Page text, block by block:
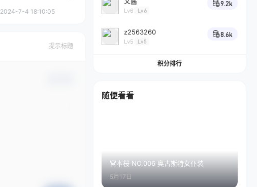
2024-7-4 18:10:05
提示标题
Lv6 Lv6
9.2k
z2563260
Lv5 Lv5
8.6k
积分排行
随便看看
宮本桜 NO.006 奥古斯特女仆装
5月17日